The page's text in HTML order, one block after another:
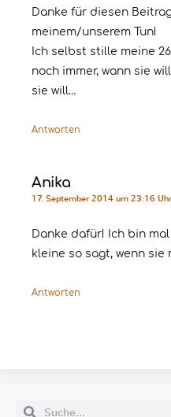
Danke für diesen
meinem/unserem Tun!
Ich selbst stille meine
noch immer, wann sie
sie will…
Antworten
Anika
17. September 2014 um 23:16 Uhr
Danke dafür! Ich bin
kleine so sagt, wenn sie
Antworten